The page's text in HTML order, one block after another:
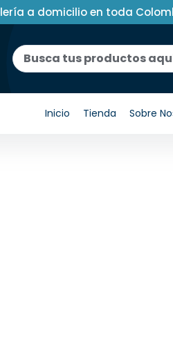
a domicilio en toda
Inicio Tienda Sobre